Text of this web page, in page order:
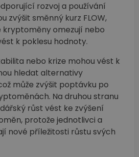
rozvoj a používání
zvýšit směnný kurz FLOW,
omezují nebo
k poklesu hodnoty.
nebo krize mohou vést k
hledat alternativy
může zvýšit poptávku po
Na druhou stranu
růst vést ke zvýšení
protože jednotlivci a
nové příležitosti růstu svých